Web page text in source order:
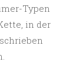
Typen
in der